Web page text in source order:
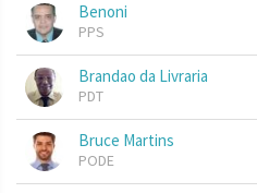
Benoni
PPS
Brandao da Livraria
PDT
Bruce Martins
PODE